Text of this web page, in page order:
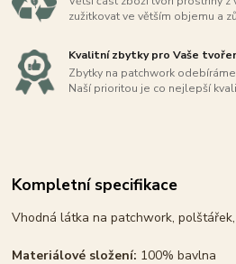
zužitkovat ve větším objemu a
Kvalitní zbytky pro Vaše
Zbytky na patchwork
Naší prioritou je co nejlepší
Kompletní specifikace
Vhodná látka na patchwork, polštářek,
Materiálové složení: 100% bavlna